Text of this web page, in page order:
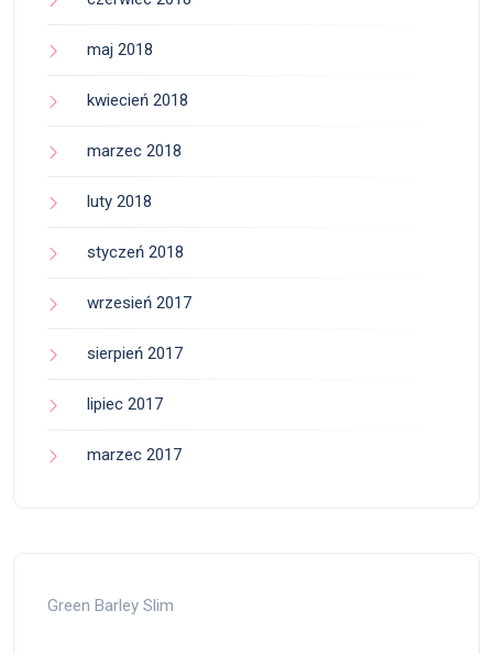
maj 2018
kwiecień 2018
marzec 2018
luty 2018
styczeń 2018
wrzesień 2017
sierpień 2017
lipiec 2017
marzec 2017
Green Barley Slim